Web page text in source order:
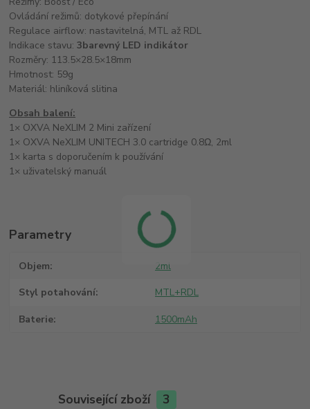
Ovládání režimů: dotykové přepínání
Regulace airflow: nastavitelná, MTL až RDL
Indikace stavu:3barevný LED indikátor
Rozměry: 113.5×28.5×18mm
Hmotnost: 59g
Materiál: hliníková slitina
Obsah balení:
1× OXVA NeXLIM 2 Mini zařízení
1× OXVA NeXLIM UNITECH 3.0 cartridge 0.8Ω, 2ml
1× karta s doporučením k používání
1× uživatelský manuál
Parametry
Objem 2ml
Styl potahování MTL+RDL
Baterie 1500mAh
Související zboží 3